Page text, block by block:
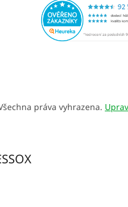
práva vyhrazena.